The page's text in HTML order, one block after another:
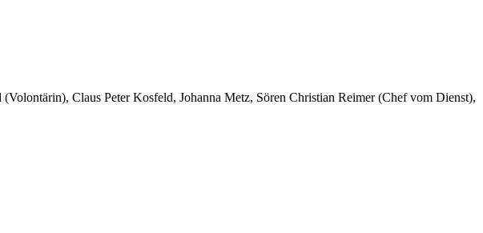
(Volontärin), Claus Peter Kosfeld, Johanna Metz, Sören Christian Reimer (Chef vom Dienst),